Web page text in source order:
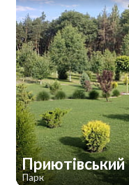
Приютівський
Парк